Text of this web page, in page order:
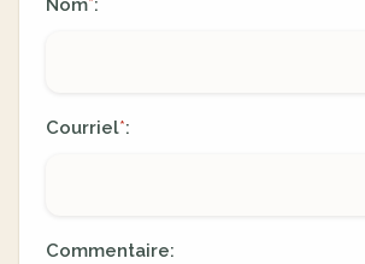
Nom*:
Courriel*:
Commentaire: